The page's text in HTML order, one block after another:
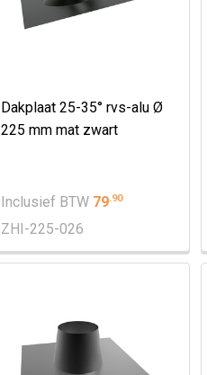
Dakplaat 25-35° rvs-alu Ø
225 mm mat zwart
Inclusief BTW 79.90
ZHI-225-026